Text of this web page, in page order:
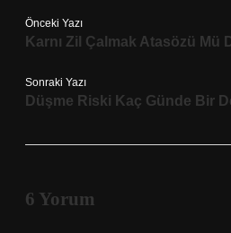
Önceki Yazı
Karnı Zil Çalmak Atasözü Mü
Sonraki Yazı
Düşme Riski Kaç Günde Bir
6 Yorum